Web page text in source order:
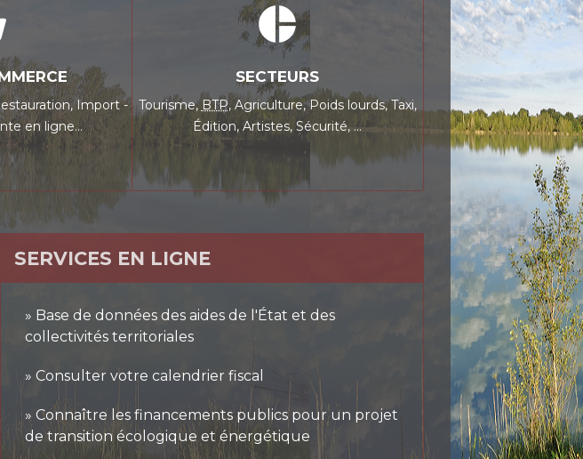
Import -
en ligne…
pie_chart
SECTEURS
Tourisme, BTP, Agriculture,Poids lourds,Taxi,
Édition,Artistes,Sécurité, …
SERVICES EN LIGNE
Base de données des aides de l'État et des
collectivités territoriales
Consulter votre calendrier fiscal
Connaître les financements publics pour un projet
de transition écologique et énergétique